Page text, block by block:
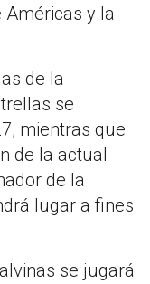
Américas y la
de la
se
mientras que
de la actual
de la
lugar a fines
se jugará